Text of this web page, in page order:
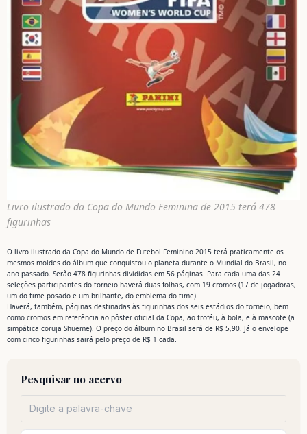
Livro ilustrado da Copa do Mundo Feminina de 2015 terá 478
figurinhas
O livro ilustrado da Copa do Mundo de Futebol Feminino 2015 terá praticamente os
mesmos moldes do álbum que conquistou o planeta durante o Mundial do Brasil, no
ano passado. Serão 478 figurinhas divididas em 56 páginas. Para cada uma das 24
seleções participantes do torneio haverá duas folhas, com 19 cromos (17 de jogadoras,
um do time posado e um brilhante, do emblema do time).
Haverá, também, páginas destinadas às figurinhas dos seis estádios do torneio, bem
como cromos em referência ao pôster oficial da Copa, ao troféu, à bola, e à mascote (a
simpática coruja Shueme). O preço do álbum no Brasil será de R$ 5,90. Já o envelope
com cinco figurinhas sairá pelo preço de R$ 1 cada.
Pesquisar no acervo